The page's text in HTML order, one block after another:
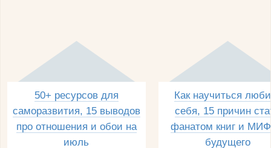
50+ ресурсов для
саморазвития, 15 выводов
про отношения и обои на
июль
Как научиться
себя, 15 причин
фанатом книг и
будущего